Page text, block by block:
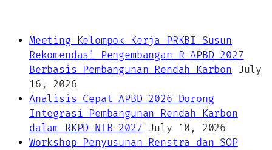
Meeting Kelompok Kerja PRKBI Susun
Rekomendasi Pengembangan R-APBD 2027
Berbasis Pembangunan Rendah Karbon July
16, 2026
Analisis Cepat APBD 2026 Dorong
Integrasi Pembangunan Rendah Karbon
dalam RKPD NTB 2027 July 10, 2026
Workshop Penyusunan Renstra dan SOP